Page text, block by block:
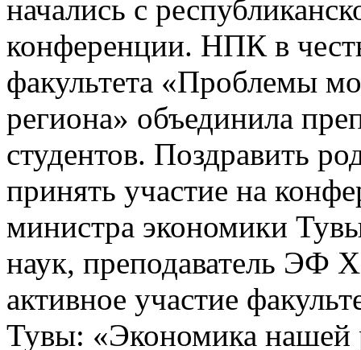
начались с
конференции. НПК в
факультета «Проблемы
региона» объединила
студентов. Поздравить
принять участие на
министра экономики
наук, преподаватель ЭФ
активное участие
Тувы: «Экономика нашей